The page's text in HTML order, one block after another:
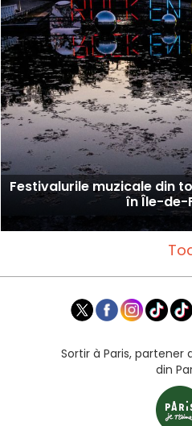
Festivalurile muzicale din
în Île-de-
Sortir à Paris, partener
din